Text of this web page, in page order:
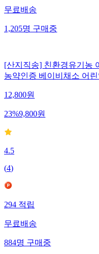
무료배송
1,205명 구매중
[산지직송] 친환경유기농
농약인증 베이비채소 어
12,800원
23%9,800원
4.5
(4)
294적립
무료배송
884명구매중